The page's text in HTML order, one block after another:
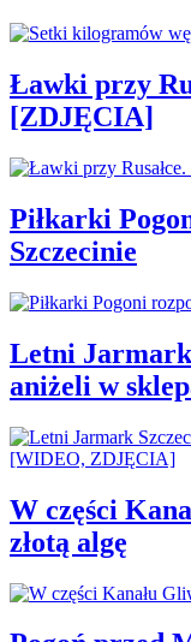
Ławki przy
[ZDJĘCIA]
Piłkarki
Szczecinie
Letni Jarmark
aniżeli w
W części
złotą algę